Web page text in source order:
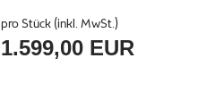
pro Stück (inkl. MwSt.)
1.599,00 EUR